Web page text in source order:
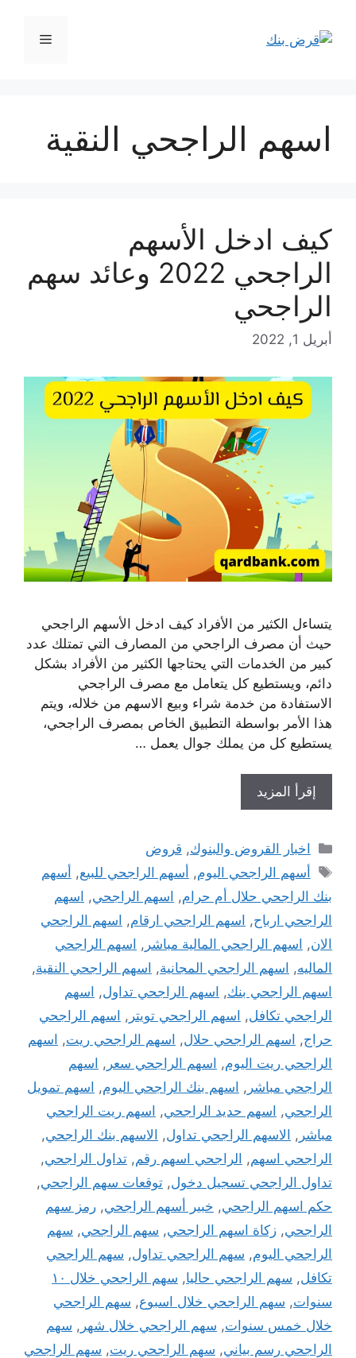
المحتوى
القائمة
اسهم الراجحي النقية
كيف ادخل الأسهم
الراجحي 2022 وعائد سهم
الراجحي
أبريل 1, 2022
يتساءل الكثير من الأفراد كيف ادخل الأسهم الراجحي
حيث أن مصرف الراجحي من المصارف التي تمتلك عدد
كبير من الخدمات التي يحتاجها الكثير من الأفراد بشكل
دائم، ويستطيع كل يتعامل مع مصرف الراجحي
الاستفادة من خدمة شراء وبيع الاسهم من خلاله، ويتم
هذا الأمر بواسطة التطبيق الخاص بمصرف الراجحي،
يستطيع كل من يملك جوال يعمل …
إقرأ المزيد
التصنيفات
اخبار القروض والبنوك, قروض
الوسوم
أسهم الراجحي اليوم, أسهم الراجحي للبيع, أسهم
بنك الراجحي حلال أم حرام, اسهم الراجحي, اسهم
الراجحي ارباح, اسهم الراجحي ارقام, اسهم الراجحي
الان, اسهم الراجحي المالية مباشر , اسهم الراجحي
الماليه, اسهم الراجحي المجانية, اسهم الراجحي النقية,
اسهم الراجحي بنك, اسهم الراجحي تداول, اسهم
الراجحي تكافل, اسهم الراجحي تويتر , اسهم الراجحي
حراج, اسهم الراجحي حلال, اسهم الراجحي ريت, اسهم
الراجحي ريت اليوم, اسهم الراجحي سعر , اسهم
الراجحي مباشر , اسهم بنك الراجحي اليوم, اسهم تمويل
الراجحي, اسهم حديد الراجحي, اسهم ريت الراجحي
مباشر , الاسهم الراجحي تداول, الاسهم بنك الراجحي,
الراجحي اسهم, الراجحي اسهم رقم, تداول الراجحي,
تداول الراجحي تسجيل دخول, توقعات سهم الراجحي,
حكم اسهم الراجحي, خبير أسهم الراجحي, رمز سهم
الراجحي, زكاة اسهم الراجحي, سهم الراجحي, سهم
الراجحي اليوم, سهم الراجحي تداول, سهم الراجحي
تكافل, سهم الراجحي حاليا,
سهم الراجحي خلال ١٠
سنوات, سهم الراجحي خلال اسبوع, سهم الراجحي
خلال خمس سنوات, سهم الراجحي خلال شهر , سهم
الراجحي رسم بياني, سهم الراجحي ريت, سهم الراجحي